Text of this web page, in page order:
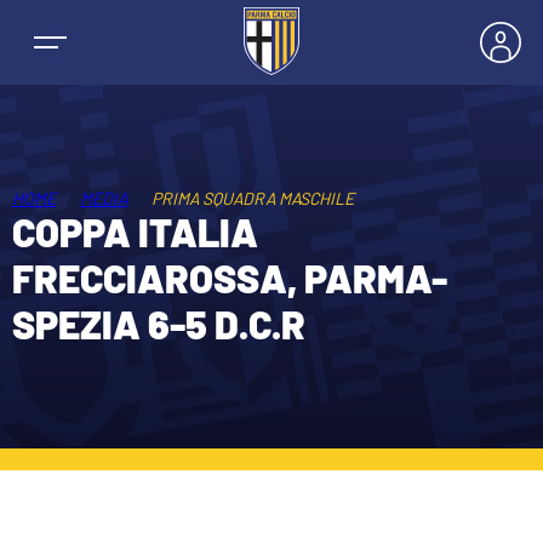
NEWS
SQUADRE
PRIMA SQUADRA FEMMINILE
MASCHILE
HOME MEDIA PRIMA SQUADRA MASCHILE
COPPA ITALIA
FRECCIAROSSA, PARMA-
SPEZIA 6-5 D.C.R